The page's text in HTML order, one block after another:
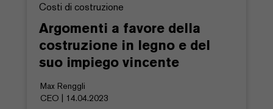
Costi di costruzione
Argomenti a favore della
costruzione in legno e del
suo impiego vincente
Max Renggli
CEO | 14.04.2023